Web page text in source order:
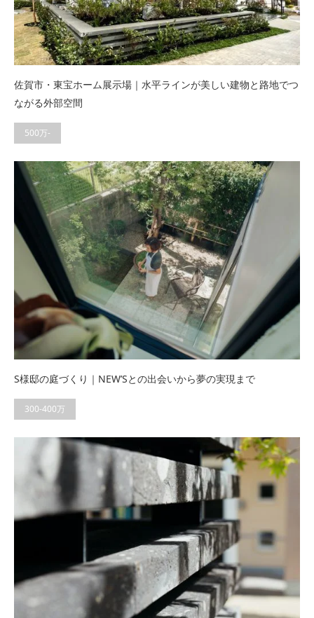
佐賀市・東宝ホーム展示場｜水平ラインが美しい建物と路地でつ
ながる外部空間
500万-
S様邸の庭づくり｜NEW’Sとの出会いから夢の実現まで
300-400万